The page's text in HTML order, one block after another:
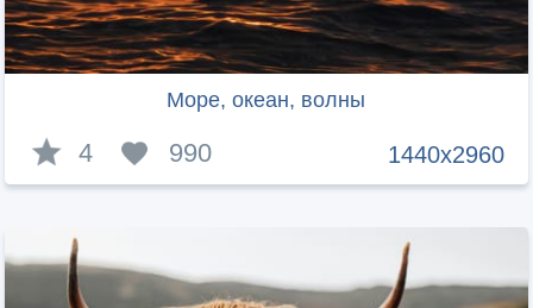
Море, океан, волны
1440x2960
4 990